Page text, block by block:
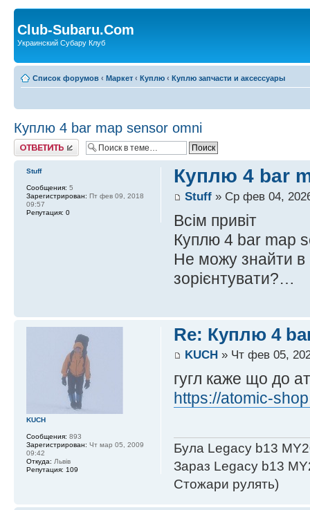
Club-Subaru.Com
Украинский Субару Клуб
Список форумов ‹ Маркет ‹ Куплю ‹ Куплю запчасти и аксессуары
Куплю 4 bar map sensor omni
Ответить
Куплю 4 bar
Stuff» Ср фев 04,
Всім привіт
Куплю 4 bar map
Не можу знайти в
зорієнтувати?…
Stuff
Сообщения: 5
Зарегистрирован: Пт фев 09, 2018
09:57
Репутация: 0
Re: Куплю 4
KUCH» Чт фев 05,
гугл каже що до
https://atomic-
Була Legacy b13
Зараз Legacy b13
Стожари рулять)
KUCH
Сообщения: 893
Зарегистрирован: Чт мар 05, 2009
09:42
Откуда: Львів
Репутация: 109